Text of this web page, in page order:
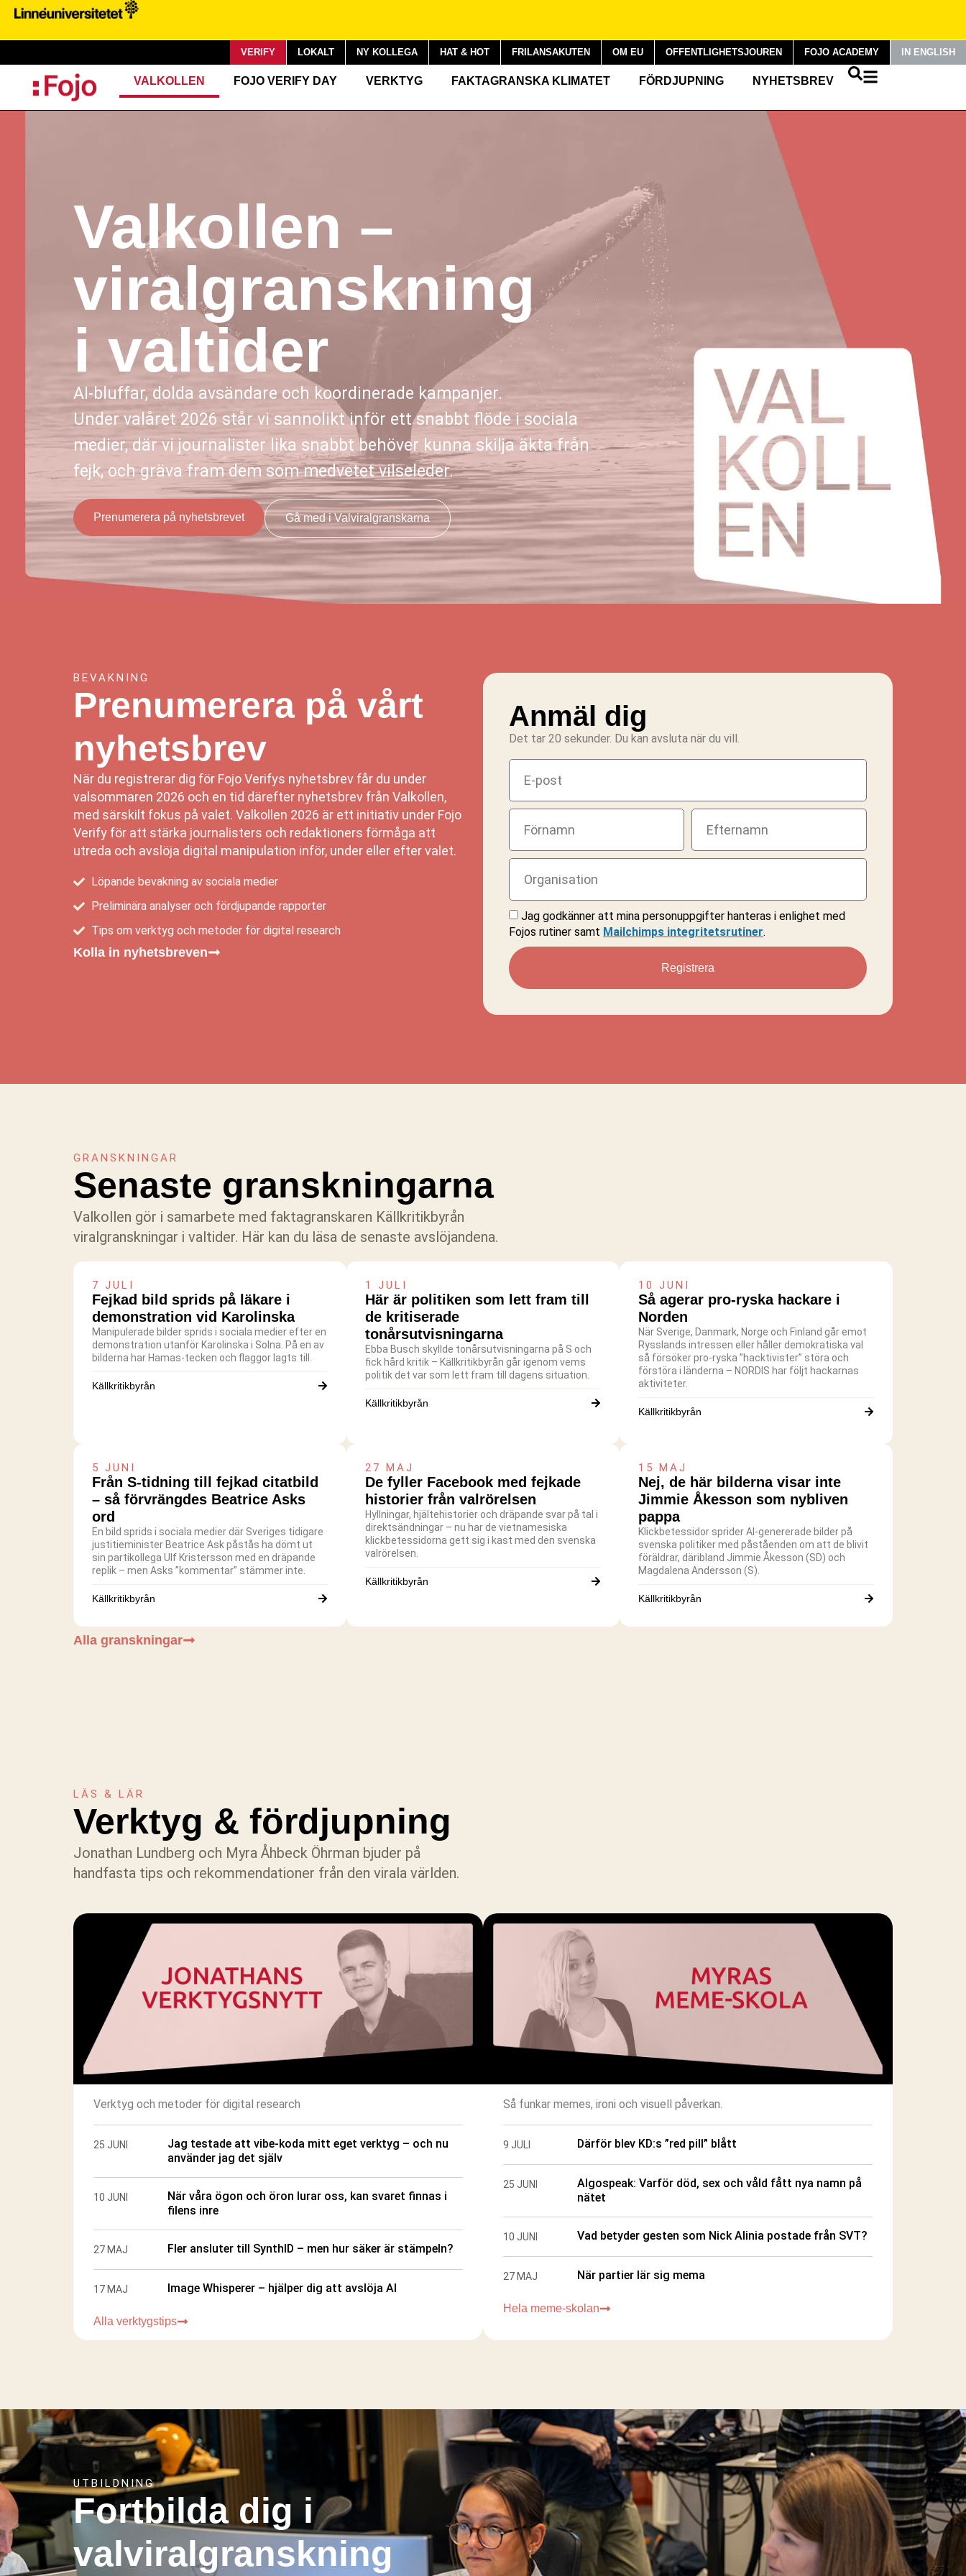
VERIFY LOKALT NY KOLLEGA HAT & HOT FRILANSAKUTEN OM EU OFFENTLIGHETSJOUREN FOJO ACADEMY IN ENGLISH
VALKOLLEN FOJO VERIFY DAY VERKTYG FAKTAGRANSKA KLIMATET FÖRDJUPNING NYHETSBREV
Valkollen –
viralgranskning
i valtider
AI-bluffar, dolda avsändare och koordinerade kampanjer.
Under valåret 2026 står vi sannolikt inför ett snabbt flöde i sociala
medier, där vi journalister lika snabbt behöver kunna skilja äkta från
fejk, och gräva fram dem som medvetet vilseleder.
Prenumerera på nyhetsbrevet Gå med i Valviralgranskarna
BEVAKNING
Prenumerera på vårt
nyhetsbrev
När du registrerar dig för Fojo Verifys nyhetsbrev får du under
valsommaren 2026 och en tid därefter nyhetsbrev från Valkollen,
med särskilt fokus på valet. Valkollen 2026 är ett initiativ under Fojo
Verify för att stärka journalisters och redaktioners förmåga att
utreda och avslöja digital manipulation inför, under eller efter valet.
Löpande bevakning av sociala medier
Preliminära analyser och fördjupande rapporter
Tips om verktyg och metoder för digital research
Kolla in nyhetsbreven
Anmäl dig
Det tar 20 sekunder. Du kan avsluta när du vill.
Jag godkänner att mina personuppgifter hanteras i enlighet med
Fojos rutiner samt Mailchimps integritetsrutiner.
Registrera
GRANSKNINGAR
Senaste granskningarna
Valkollen gör i samarbete med faktagranskaren Källkritikbyrån
viralgranskningar i valtider. Här kan du läsa de senaste avslöjandena.
7 JULI
Fejkad bild sprids på läkare i
demonstration vid Karolinska
Manipulerade bilder sprids i sociala medier efter en
demonstration utanför Karolinska i Solna. På en av
bilderna har Hamas-tecken och flaggor lagts till.
Källkritikbyrån
1 JULI
Här är politiken som lett fram till
de kritiserade
tonårsutvisningarna
Ebba Busch skyllde tonårsutvisningarna på S och
fick hård kritik – Källkritikbyrån går igenom vems
politik det var som lett fram till dagens situation.
Källkritikbyrån
10 JUNI
Så agerar pro-ryska hackare i
Norden
När Sverige, Danmark, Norge och Finland går emot
Rysslands intressen eller håller demokratiska val
så försöker pro-ryska ”hacktivister” störa och
förstöra i länderna – NORDIS har följt hackarnas
aktiviteter.
Källkritikbyrån
5 JUNI
Från S-tidning till fejkad citatbild
– så förvrängdes Beatrice Asks
ord
En bild sprids i sociala medier där Sveriges tidigare
justitieminister Beatrice Ask påstås ha dömt ut
sin partikollega Ulf Kristersson med en dräpande
replik – men Asks ”kommentar” stämmer inte.
Källkritikbyrån
27 MAJ
De fyller Facebook med fejkade
historier från valrörelsen
Hyllningar, hjältehistorier och dräpande svar på tal i
direktsändningar – nu har de vietnamesiska
klickbetessidorna gett sig i kast med den svenska
valrörelsen.
Källkritikbyrån
15 MAJ
Nej, de här bilderna visar inte
Jimmie Åkesson som nybliven
pappa
Klickbetessidor sprider AI-genererade bilder på
svenska politiker med påståenden om att de blivit
föräldrar, däribland Jimmie Åkesson (SD) och
Magdalena Andersson (S).
Källkritikbyrån
Alla granskningar
LÄS & LÄR
Verktyg & fördjupning
Jonathan Lundberg och Myra Åhbeck Öhrman bjuder på
handfasta tips och rekommendationer från den virala världen.
Verktyg och metoder för digital research
25 JUNI
Jag testade att vibe-koda mitt eget verktyg – och nu
använder jag det själv
10 JUNI
När våra ögon och öron lurar oss, kan svaret finnas i
filens inre
27 MAJ Fler ansluter till SynthID – men hur säker är stämpeln?
17 MAJ Image Whisperer – hjälper dig att avslöja AI
Alla verktygstips
Så funkar memes, ironi och visuell påverkan.
9 JULI Därför blev KD:s ”red pill” blått
25 JUNI
Algospeak: Varför död, sex och våld fått nya namn på
nätet
10 JUNI Vad betyder gesten som Nick Alinia postade från SVT?
27 MAJ När partier lär sig mema
Hela meme-skolan
UTBILDNING
Fortbilda dig i
valviralgranskning